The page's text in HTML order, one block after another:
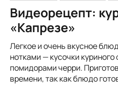
Видеорецепт:
«Капрезе»
Легкое и очень вкусное
нотками — кусочки
помидорами черри.
времени, так как блюдо